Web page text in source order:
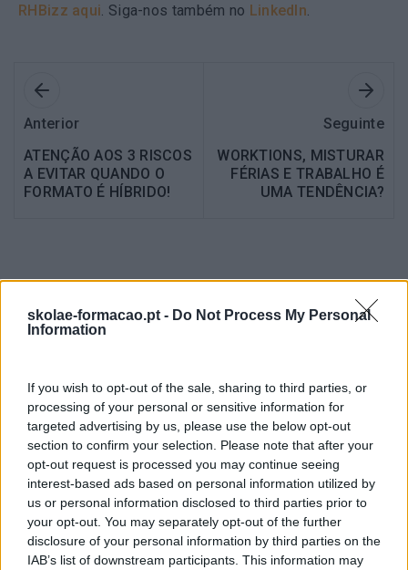
skolae-formacao.pt - Do Not Process My Personal
Information
If you wish to opt-out of the sale, sharing to third parties, or
processing of your personal or sensitive information for
targeted advertising by us, please use the below opt-out
section to confirm your selection. Please note that after your
opt-out request is processed you may continue seeing
interest-based ads based on personal information utilized by
us or personal information disclosed to third parties prior to
your opt-out. You may separately opt-out of the further
disclosure of your personal information by third parties on the
IAB’s list of downstream participants. This information may
RHBizz aqui. Siga-nos também no LinkedIn.
Anterior
ATENÇÃO AOS 3 RISCOS
A EVITAR QUANDO O
FORMATO É HÍBRIDO!
Seguinte
WORKTIONS, MISTURAR
FÉRIAS E TRABALHO É
UMA TENDÊNCIA?
Também Poderá Gostar
Cultura Emocional Da
Empresa E A Relação
Fazer Viver Os Valores Da
Organização Em Todas